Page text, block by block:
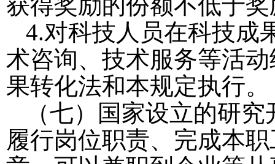
4.对科技人员在科技成
术咨询、技术服务等活
果转化法和本规定执行。
（七）国家设立的研
履行岗位职责、完成本